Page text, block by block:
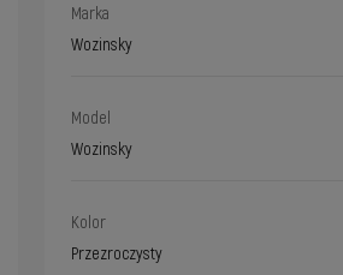
Marka
Wozinsky
Model
Wozinsky
Kolor
Przezroczysty